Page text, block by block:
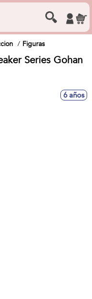
Figuras
Series Gohan
6 años